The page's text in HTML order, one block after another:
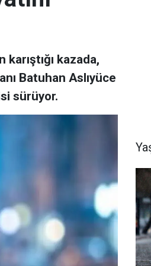
kazada,
Batuhan Aslıyüce
sürüyor.